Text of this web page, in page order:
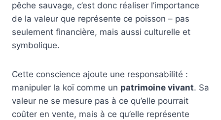
pêche sauvage, c’est donc réaliser l’importance
de la valeur que représente ce poisson – pas
seulement financière, mais aussi culturelle et
symbolique.
Cette conscience ajoute une responsabilité :
manipuler la koï comme un patrimoine vivant. Sa
valeur ne se mesure pas à ce qu’elle pourrait
coûter en vente, mais à ce qu’elle représente